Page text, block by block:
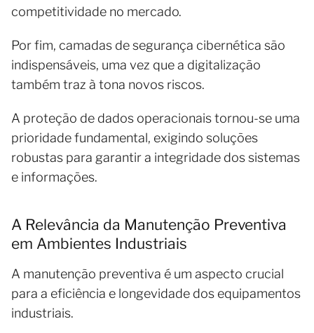
competitividade no mercado.
Por fim, camadas de segurança cibernética são
indispensáveis, uma vez que a digitalização
também traz à tona novos riscos.
A proteção de dados operacionais tornou-se uma
prioridade fundamental, exigindo soluções
robustas para garantir a integridade dos sistemas
e informações.
A Relevância da Manutenção Preventiva
em Ambientes Industriais
A manutenção preventiva é um aspecto crucial
para a eficiência e longevidade dos equipamentos
industriais.